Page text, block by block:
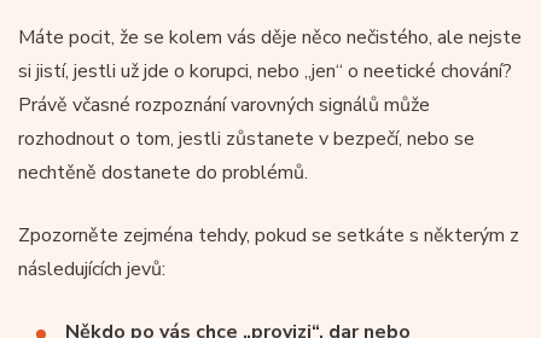
Máte pocit, že se kolem vás děje něco nečistého, ale nejste
si jistí, jestli už jde o korupci, nebo „jen“ o neetické chování?
Právě včasné rozpoznání varovných signálů může
rozhodnout o tom, jestli zůstanete v bezpečí, nebo se
nechtěně dostanete do problémů.
Zpozorněte zejména tehdy, pokud se setkáte s některým z
následujících jevů:
Někdo po vás chce „provizi“, dar nebo